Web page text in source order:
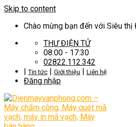
Skip to content
Chào mừng bạn đến với Siêu
THƯ ĐIỆN TỬ
08:00 - 17:30
02822.112.342
|Tin tức | Giới thiệu | Liên hệ
Đăng nhập